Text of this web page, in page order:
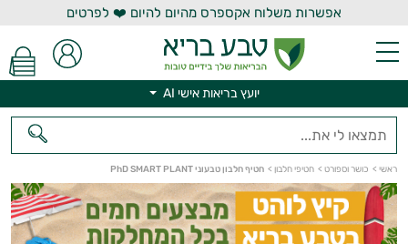
אפשרות משלוח אקספרס מהיום להיום ❤️ לפרטים
יועץ בריאות אישי AI
ראשי > כושר וספורט > חטיפי חלבון > חטיף חלבון טבעוני PhD SMART PLANT